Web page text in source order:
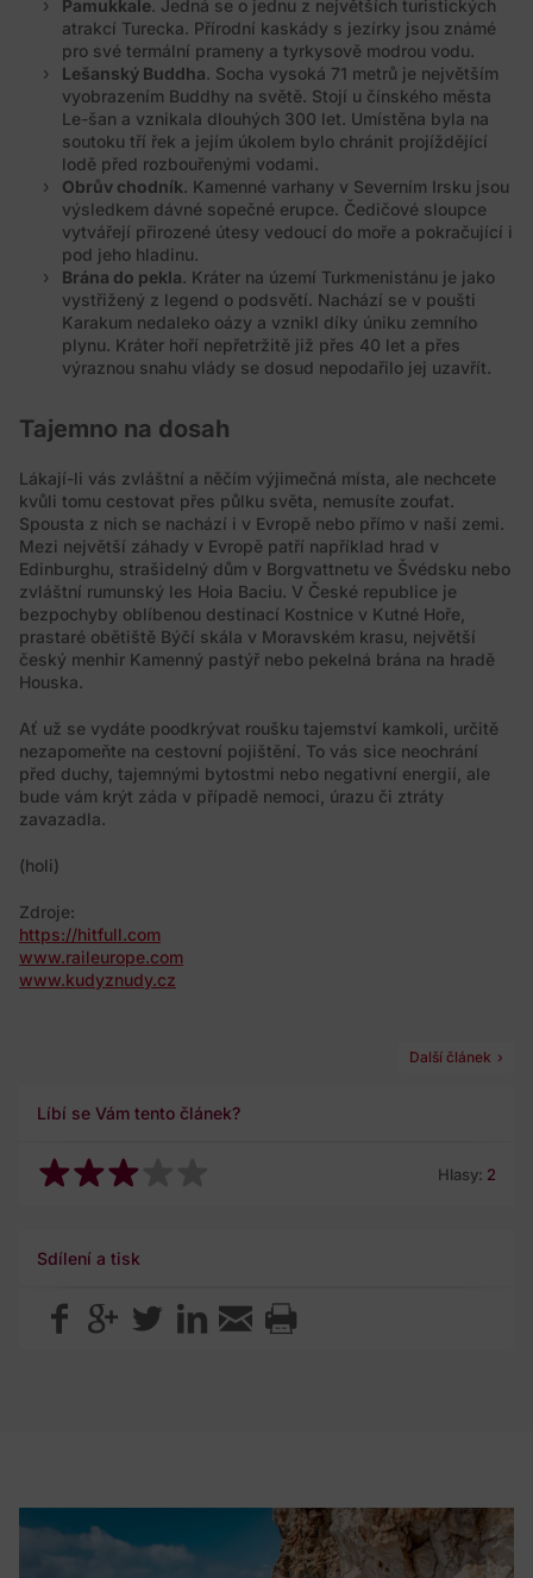
Pamukkale. Jedná se o jednu z největších turistických
atrakcí Turecka. Přírodní kaskády s jezírky jsou známé
pro své termální prameny a tyrkysově modrou vodu.
Lešanský Buddha. Socha vysoká 71 metrů je největším
vyobrazením Buddhy na světě. Stojí u čínského města
Le-šan a vznikala dlouhých 300 let. Umístěna byla na
soutoku tří řek a jejím úkolem bylo chránit projíždějící
lodě před rozbouřenými vodami.
Obrův chodník. Kamenné varhany v Severním Irsku jsou
výsledkem dávné sopečné erupce. Čedičové sloupce
vytvářejí přirozené útesy vedoucí do moře a pokračující i
pod jeho hladinu.
Brána do pekla. Kráter na území Turkmenistánu je jako
vystřižený z legend o podsvětí. Nachází se v poušti
Karakum nedaleko oázy a vznikl díky úniku zemního
plynu. Kráter hoří nepřetržitě již přes 40 let a přes
výraznou snahu vlády se dosud nepodařilo jej uzavřít.
Tajemno na dosah
Lákají-li vás zvláštní a něčím výjimečná místa, ale nechcete
kvůli tomu cestovat přes půlku světa, nemusíte zoufat.
Spousta z nich se nachází i v Evropě nebo přímo v naší zemi.
Mezi největší záhady v Evropě patří například hrad v
Edinburghu, strašidelný dům v Borgvattnetu ve Švédsku nebo
zvláštní rumunský les Hoia Baciu. V České republice je
bezpochyby oblíbenou destinací Kostnice v Kutné Hoře,
prastaré obětiště Býčí skála v Moravském krasu, největší
český menhir Kamenný pastýř nebo pekelná brána na hradě
Houska.
Ať už se vydáte poodkrývat roušku tajemství kamkoli, určitě
nezapomeňte na cestovní pojištění. To vás sice neochrání
před duchy, tajemnými bytostmi nebo negativní energií, ale
bude vám krýt záda v případě nemoci, úrazu či ztráty
zavazadla.
(holi)
Zdroje:
https://hitfull.com
www.raileurope.com
www.kudyznudy.cz
Další článek
Líbí se Vám tento článek?
Hlasy: 2
Sdílení a tisk